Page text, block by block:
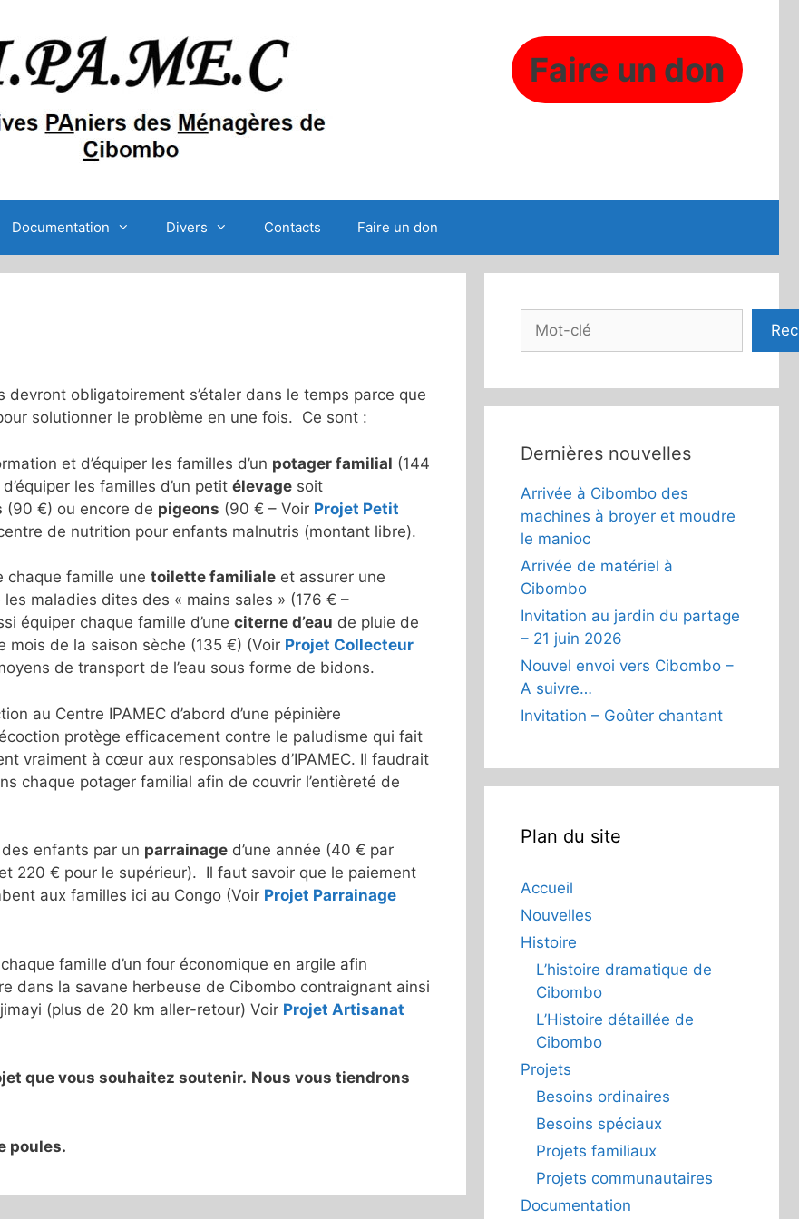
Faire un don
Documentation Divers Contacts Faire un don
obligatoirement s’étaler dans le temps parce que
solutionner le problème en une fois. Ce sont :
et d’équiper les familles d’un potager familial (144
les familles d’un petit élevage soit
(90 €) ou encore de pigeons (90 € – Voir Projet Petit
de nutrition pour enfants malnutris (montant libre).
chaque famille une toilette familiale et assurer une
maladies dites des « mains sales » (176 € –
équiper chaque famille d’une citerne d’eau de pluie de
mois de la saison sèche (135 €) (Voir Projet Collecteur
de transport de l’eau sous forme de bidons.
au Centre IPAMEC d’abord d’une pépinière
protège efficacement contre le paludisme qui fait
vraiment à cœur aux responsables d’IPAMEC. Il faudrait
chaque potager familial afin de couvrir l’entièreté de
enfants par un parrainage d’une année (40 € par
220 € pour le supérieur). Il faut savoir que le paiement
aux familles ici au Congo (Voir Projet Parrainage
chaque famille d’un four économique en argile afin
dans la savane herbeuse de Cibombo contraignant ainsi
(plus de 20 km aller-retour) Voir Projet Artisanat
que vous souhaitez soutenir. Nous vous tiendrons
poules.
Rechercher
Dernières nouvelles
Arrivée à Cibombo des
machines à broyer et moudre
le manioc
Arrivée de matériel à
Cibombo
Invitation au jardin du partage
– 21 juin 2026
Nouvel envoi vers Cibombo –
A suivre…
Invitation – Goûter chantant
Plan du site
Accueil
Nouvelles
Histoire
L’histoire dramatique de
Cibombo
L’Histoire détaillée de
Cibombo
Projets
Besoins ordinaires
Besoins spéciaux
Projets familiaux
Projets communautaires
Documentation